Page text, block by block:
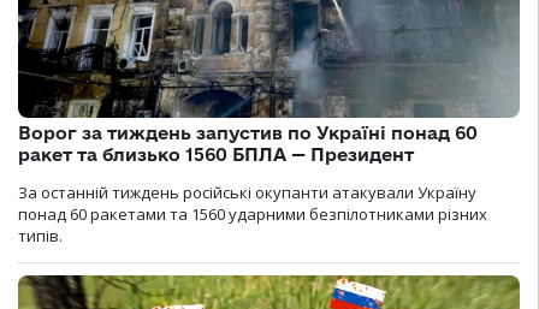
Ворог за тиждень запустив по Україні понад 60
ракет та близько 1560 БПЛА — Президент
За останній тиждень російські окупанти атакували Україну
понад 60 ракетами та 1560 ударними безпілотниками різних
типів.